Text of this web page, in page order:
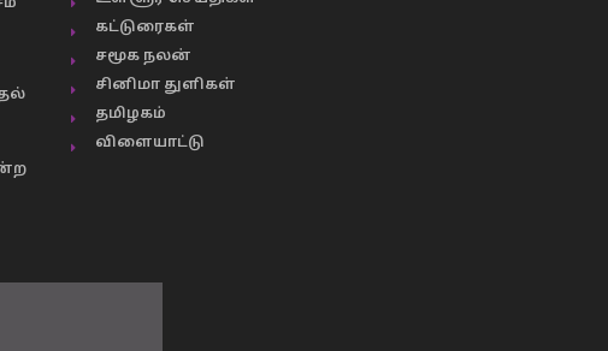
கட்டுரைகள்
சமூக நலன்
சினிமா துளிகள்
தமிழகம்
விளையாட்டு